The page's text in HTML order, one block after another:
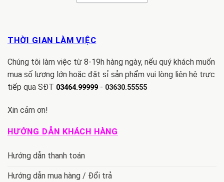
THỜI GIAN LÀM VIỆC
Chúng tôi làm việc từ 8-19h hàng ngày, nếu quý khách muốn
mua số lượng lớn hoặc đặt sỉ sản phẩm vui lòng liên hệ trực
tiếp qua SĐT 03464.99999 - 03630.55555
Xin cảm ơn!
HƯỚNG DẪN KHÁCH HÀNG
Hướng dẫn thanh toán
Hướng dẫn mua hàng / Đổi trả